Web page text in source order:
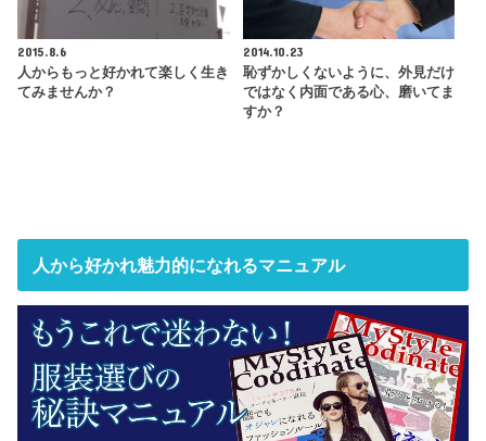
2015.8.6
人からもっと好かれて楽しく生き
てみませんか？
2014.10.23
恥ずかしくないように、外見だけ
ではなく内面である心、磨いてま
すか？
人から好かれ魅力的になれるマニュアル